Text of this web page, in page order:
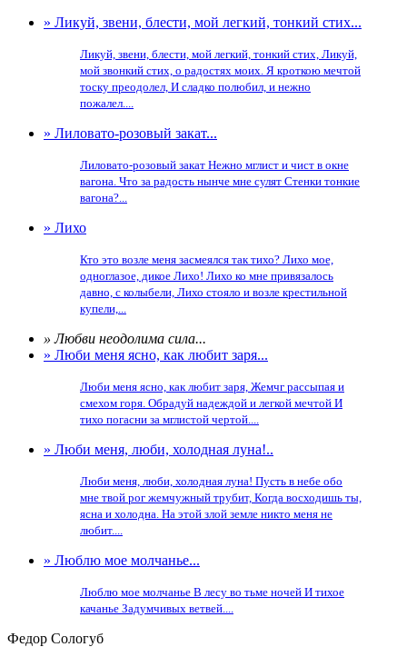
» Ликуй, звени, блести, мой легкий, тонкий стих...
Ликуй, звени, блести, мой легкий, тонкий стих, Ликуй,
мой звонкий стих, о радостях моих. Я кроткою мечтой
тоску преодолел, И сладко полюбил, и нежно
пожалел....
» Лиловато-розовый закат...
Лиловато-розовый закат Нежно мглист и чист в окне
вагона. Что за радость нынче мне сулят Стенки тонкие
вагона?...
» Лихо
Кто это возле меня засмеялся так тихо? Лихо мое,
одноглазое, дикое Лихо! Лихо ко мне привязалось
давно, с колыбели, Лихо стояло и возле крестильной
купели,...
» Любви неодолима сила...
» Люби меня ясно, как любит заря...
Люби меня ясно, как любит заря, Жемчг рассыпая и
смехом горя. Обрадуй надеждой и легкой мечтой И
тихо погасни за мглистой чертой....
» Люби меня, люби, холодная луна!..
Люби меня, люби, холодная луна! Пусть в небе обо
мне твой рог жемчужный трубит, Когда восходишь ты,
ясна и холодна. На этой злой земле никто меня не
любит....
» Люблю мое молчанье...
Люблю мое молчанье В лесу во тьме ночей И тихое
качанье Задумчивых ветвей....
Федор Сологуб